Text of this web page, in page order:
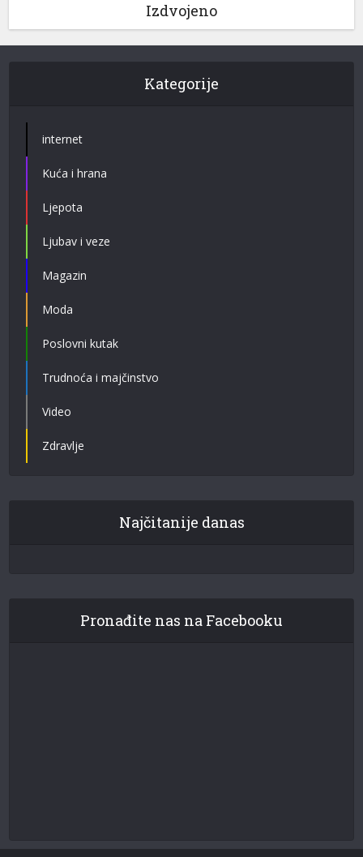
Izdvojeno
Kategorije
internet
Kuća i hrana
Ljepota
Ljubav i veze
Magazin
Moda
Poslovni kutak
Trudnoća i majčinstvo
Video
Zdravlje
Najčitanije danas
Pronađite nas na Facebooku